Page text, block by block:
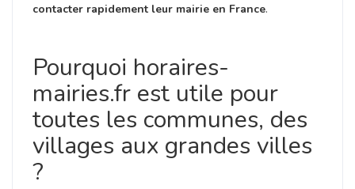
contacter rapidement leur mairie en France.
Pourquoi horaires-
mairies.fr est utile pour
toutes les communes, des
villages aux grandes villes
?